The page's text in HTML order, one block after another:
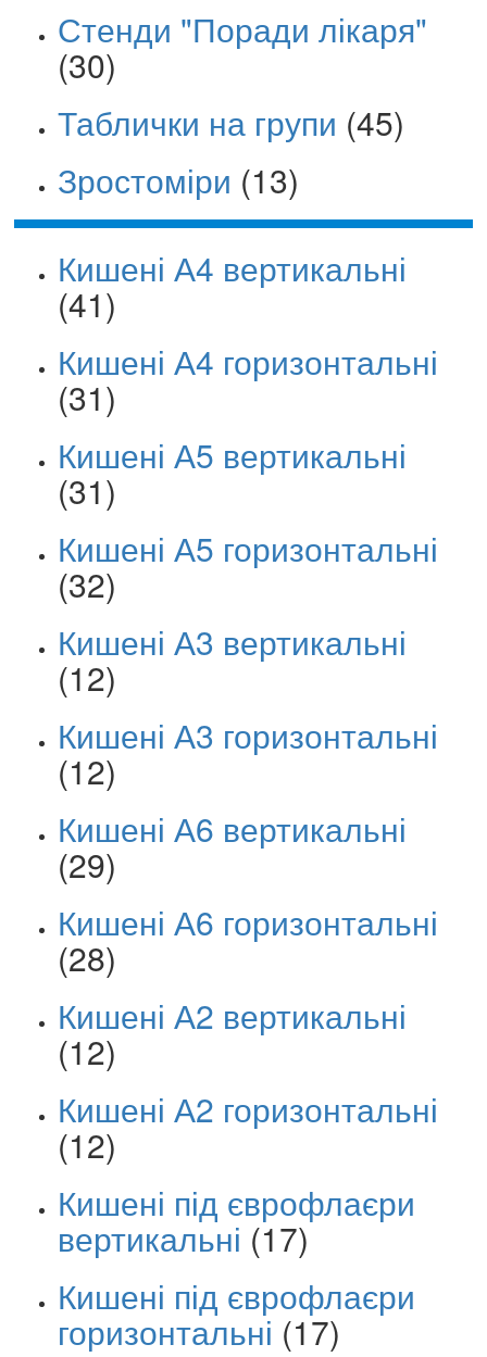
Стенди "Поради лікаря"
(30)
Таблички на групи (45)
Зростоміри (13)
Кишені А4 вертикальні
(41)
Кишені А4 горизонтальні
(31)
Кишені А5 вертикальні
(31)
Кишені А5 горизонтальні
(32)
Кишені А3 вертикальні
(12)
Кишені А3 горизонтальні
(12)
Кишені А6 вертикальні
(29)
Кишені А6 горизонтальні
(28)
Кишені А2 вертикальні
(12)
Кишені А2 горизонтальні
(12)
Кишені під єврофлаєри
вертикальні (17)
Кишені під єврофлаєри
горизонтальні (17)